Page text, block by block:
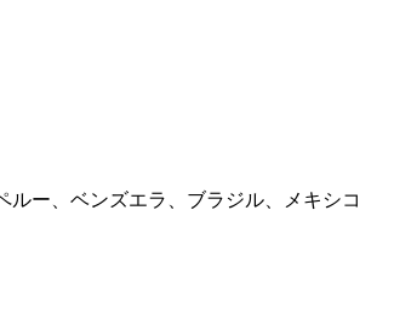
ー、ベンズエラ、ブラジル、メキシコ